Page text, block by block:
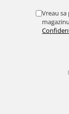
Iluminat & electrice
Prelungitoare &
Corpuri de
Vreau